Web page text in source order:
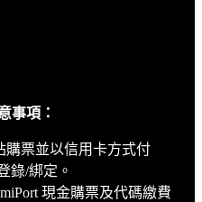
事項：
票並以信用卡方式付
錄/綁定。
現金購票及代碼繳費